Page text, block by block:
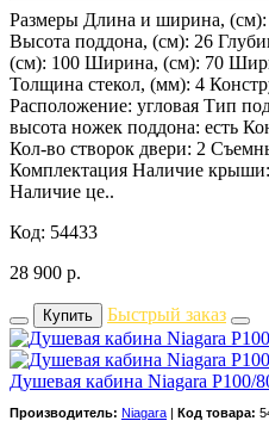
Размеры Длина и ширина,
Высота поддона, (см): 26
(см): 100 Ширина, (см): 70
Толщина стекол, (мм): 4
Расположение: угловая Тип
высота ножек поддона: есть
Кол-во створок двери: 2
Комплектация Наличие
Наличие це..
Код: 54433
28 900 р.
Купить Быстрый заказ
Душевая кабина Niagara
Производитель: Niagara Код товара: